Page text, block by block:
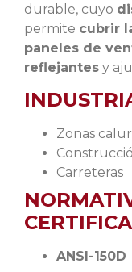
durable, cuyo
permite cubrir
paneles de
reflejantes y
Zonas
Carreteras
ANSI-150D